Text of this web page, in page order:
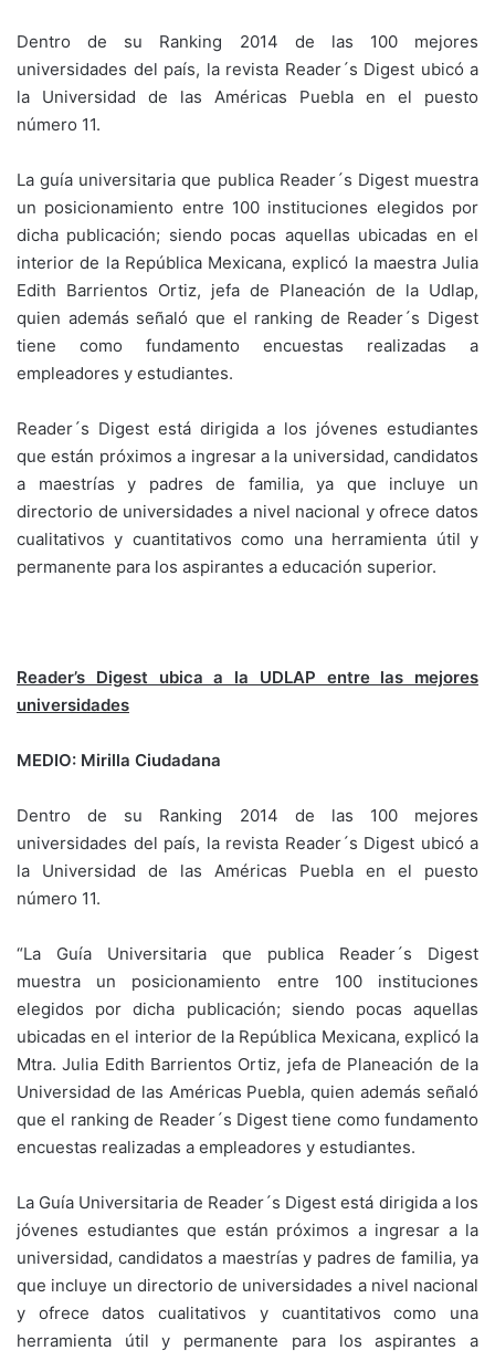
Dentro de su Ranking 2014 de las 100 mejores
universidades del país, la revista Reader´s Digest ubicó a
la Universidad de las Américas Puebla en el puesto
número 11.
La guía universitaria que publica Reader´s Digest muestra
un posicionamiento entre 100 instituciones elegidos por
dicha publicación; siendo pocas aquellas ubicadas en el
interior de la República Mexicana, explicó la maestra Julia
Edith Barrientos Ortiz, jefa de Planeación de la Udlap,
quien además señaló que el ranking de Reader´s Digest
tiene como fundamento encuestas realizadas a
empleadores y estudiantes.
Reader´s Digest está dirigida a los jóvenes estudiantes
que están próximos a ingresar a la universidad, candidatos
a maestrías y padres de familia, ya que incluye un
directorio de universidades a nivel nacional y ofrece datos
cualitativos y cuantitativos como una herramienta útil y
permanente para los aspirantes a educación superior.
Reader’s Digest ubica a la UDLAP entre las mejores
universidades
MEDIO: Mirilla Ciudadana
Dentro de su Ranking 2014 de las 100 mejores
universidades del país, la revista Reader´s Digest ubicó a
la Universidad de las Américas Puebla en el puesto
número 11.
“La Guía Universitaria que publica Reader´s Digest
muestra un posicionamiento entre 100 instituciones
elegidos por dicha publicación; siendo pocas aquellas
ubicadas en el interior de la República Mexicana, explicó la
Mtra. Julia Edith Barrientos Ortiz, jefa de Planeación de la
Universidad de las Américas Puebla, quien además señaló
que el ranking de Reader´s Digest tiene como fundamento
encuestas realizadas a empleadores y estudiantes.
La Guía Universitaria de Reader´s Digest está dirigida a los
jóvenes estudiantes que están próximos a ingresar a la
universidad, candidatos a maestrías y padres de familia, ya
que incluye un directorio de universidades a nivel nacional
y ofrece datos cualitativos y cuantitativos como una
herramienta útil y permanente para los aspirantes a